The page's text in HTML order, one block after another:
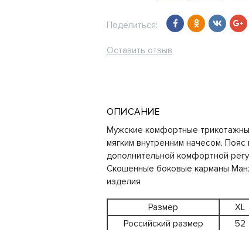
Поделиться:
Оставить отзыв
ОПИСАНИЕ
Мужские комфортные
мягким внутренним начесом. Пояс
дополнительной комфортной
Скошенные боковые карманы
изделия
Размер XL
Российский размер
52